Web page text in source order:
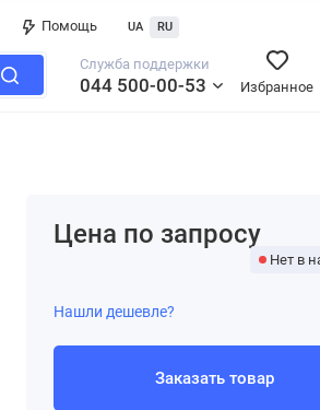
Помощь UA RU
Служба поддержки
044 500-00-53 Избранное
Цена по запросу
Нет в
Нашли дешевле?
Заказать товар